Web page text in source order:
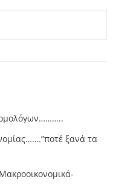
ξανά τα